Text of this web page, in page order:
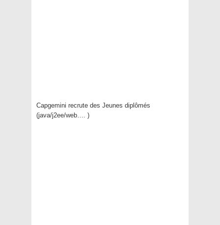
Capgemini recrute des Jeunes diplômés
(java/j2ee/web…. )